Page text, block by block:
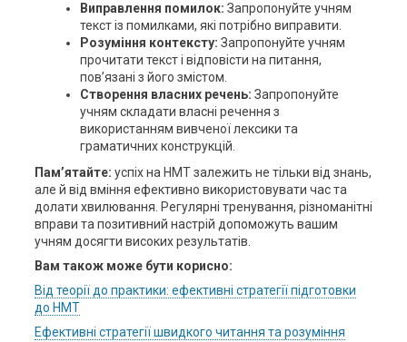
Виправлення помилок: Запропонуйте учням
текст із помилками, які потрібно виправити.
Розуміння контексту: Запропонуйте учням
прочитати текст і відповісти на питання,
пов’язані з його змістом.
Створення власних речень: Запропонуйте
учням складати власні речення з
використанням вивченої лексики та
граматичних конструкцій.
Пам’ятайте: успіх на НМТ залежить не тільки від знань,
але й від вміння ефективно використовувати час та
долати хвилювання. Регулярні тренування, різноманітні
вправи та позитивний настрій допоможуть вашим
учням досягти високих результатів.
Вам також може бути корисно:
Від теорії до практики: ефективні стратегії підготовки
до НМТ
Ефективні стратегії швидкого читання та розуміння